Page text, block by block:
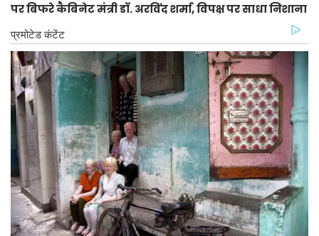
पर बिफरे कैबिनेट मंत्री डॉ. अरविंद शर्मा, विपक्ष पर साधा निशाना